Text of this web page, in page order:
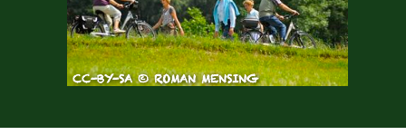
CC-BY-SA © ROMAN MENSING